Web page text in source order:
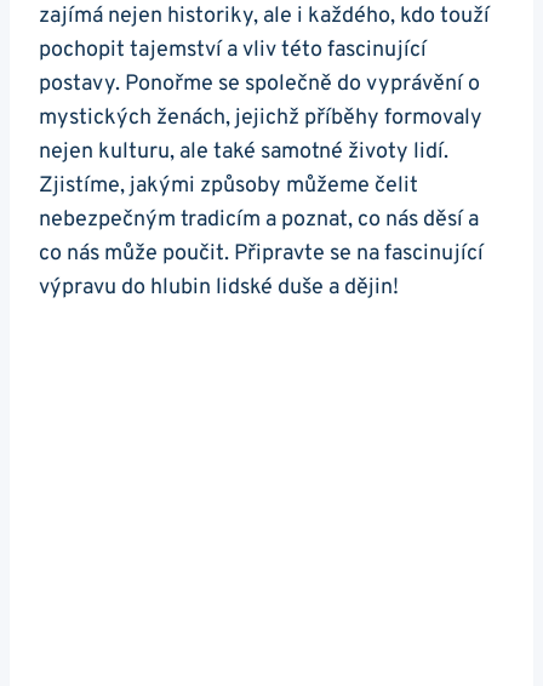
zajímá nejen ⁤historiky, ale i každého,⁣ kdo touží​
pochopit tajemství a vliv této​ fascinující
postavy. ‍Ponořme⁣ se společně ⁢do vyprávění o
mystických ženách,⁣ jejichž příběhy formovaly
nejen kulturu, ale také samotné životy lidí.⁤
Zjistíme, jakými způsoby můžeme čelit
‍nebezpečným‍ tradicím ⁤a‌ poznat,⁤ co nás děsí ⁣a
co nás ‌může poučit. Připravte ​se na fascinující
výpravu do hlubin lidské duše a dějin!